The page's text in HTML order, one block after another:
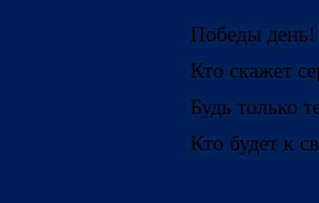
Победы день!
Кто скажет
Будь только
Кто будет к